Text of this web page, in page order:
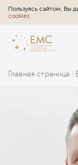
Пользуясь сайтом, Вы
cookies
Главная страница